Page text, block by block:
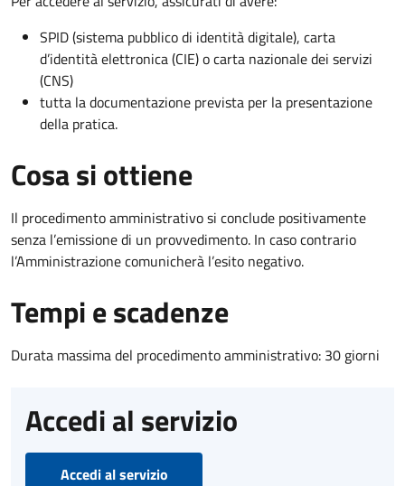
SPID (sistema pubblico di identità digitale), carta
d’identità elettronica (CIE) o carta nazionale dei servizi
(CNS)
tutta la documentazione prevista per la presentazione
della pratica.
Cosa si ottiene
Il procedimento amministrativo si conclude positivamente
senza l’emissione di un provvedimento. In caso contrario
l’Amministrazione comunicherà l’esito negativo.
Tempi e scadenze
Durata massima del procedimento amministrativo: 30 giorni
Accedi al servizio
Accedi al servizio